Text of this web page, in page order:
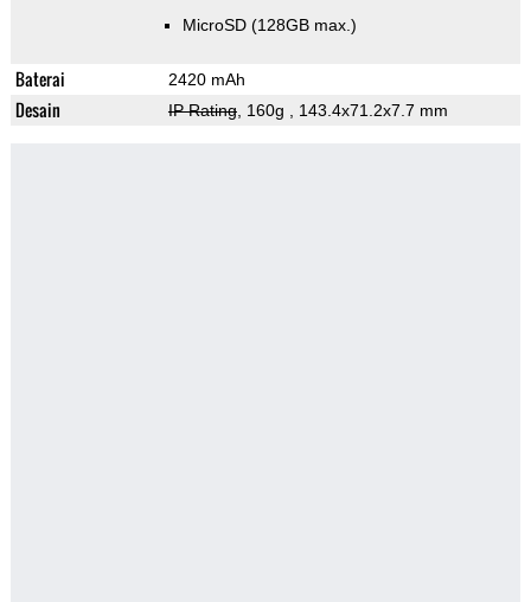
MicroSD (128GB max.)
Baterai 2420 mAh
Desain IP Rating, 160g , 143.4x71.2x7.7 mm